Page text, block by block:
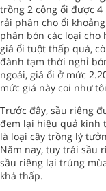
trồng 2 công ổi được
rải phân cho ổi
phân bón các loại cho
giá ổi tuột thấp quá,
đành tạm thời nghỉ
ngoái, giá ổi ở mức
mức giá này coi như
Trước đây, sầu riêng
đem lại hiệu quả kinh
là loại cây trồng lý
Năm nay, tuy trái sầu
sầu riêng lại trúng
khá thấp.